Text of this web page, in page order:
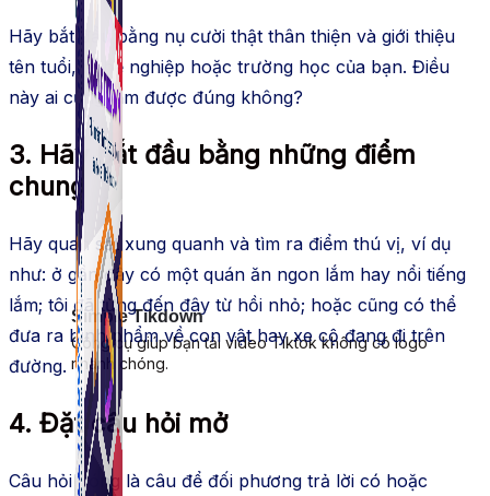
Simple Tikdown
Công cụ giúp bạn tải video Tiktok không có logo
nhanh chóng.
Hãy bắt đầu bằng nụ cười thật thân thiện và giới thiệu
tên tuổi, nghề nghiệp hoặc trường học của bạn. Điều
này ai cũng làm được đúng không?
3. Hãy bắt đầu bằng những điểm
chung
Hãy quan sát xung quanh và tìm ra điểm thú vị, ví dụ
như: ở gần đây có một quán ăn ngon lắm hay nổi tiếng
lắm; tôi đã từng đến đây từ hồi nhỏ; hoặc cũng có thể
đưa ra bình phẩm về con vật hay xe cộ đang đi trên
đường.
4. Đặt câu hỏi mở
Câu hỏi đóng là câu để đối phương trả lời có hoặc